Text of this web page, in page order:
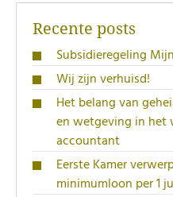
Recente posts
Subsidieregeling
Wij zijn verhuisd!
Het belang van
en wetgeving in het
accountant
Eerste Kamer
minimumloon per 1